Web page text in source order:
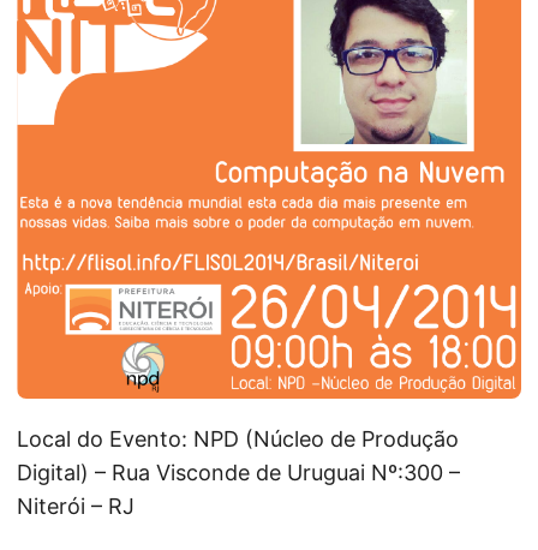
Local do Evento: NPD (Núcleo de Produção
Digital) – Rua Visconde de Uruguai Nº:300 –
Niterói – RJ